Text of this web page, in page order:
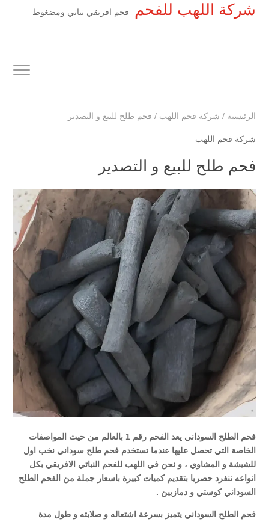
شركة اللهب للفحم فحم افريقي نباتي ومضغوط
الرئيسية / شركة فحم اللهب / فحم طلح للبيع و التصدير
شركة فحم اللهب
فحم طلح للبيع و التصدير
فحم الطلح السوداني يعد الفحم رقم 1 بالعالم من حيث المواصفات
الخاصة التي تحصل عليها عندما تستخدم فحم طلح سوداني نخب اول
للشيشة و المشاوي ، و نحن في اللهب للفحم النباتي الافريقي بكل
انواعه ننفرد حصريا بتقديم كميات كبيرة باسعار جملة من الفحم الطلح
السوداني كوستي و دمازيين .
فحم الطلح السوداني يتميز بسرعة اشتعاله و صلابته و طول مدة